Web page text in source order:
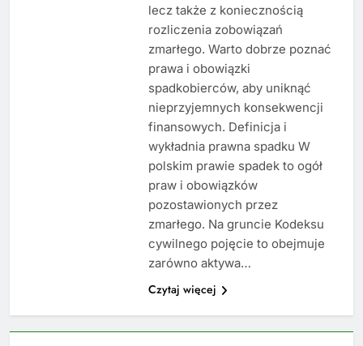
lecz także z koniecznością
rozliczenia zobowiązań
zmarłego. Warto dobrze poznać
prawa i obowiązki
spadkobierców, aby uniknąć
nieprzyjemnych konsekwencji
finansowych. Definicja i
wykładnia prawna spadku W
polskim prawie spadek to ogół
praw i obowiązków
pozostawionych przez
zmarłego. Na gruncie Kodeksu
cywilnego pojęcie to obejmuje
zarówno aktywa…
Czytaj więcej